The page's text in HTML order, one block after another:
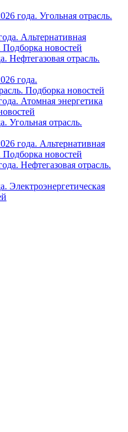
года. Угольная отрасль.
Альтернативная
новостей
Нефтегазовая отрасль.
года.
Подборка новостей
Атомная энергетика
Угольная отрасль.
года. Альтернативная
новостей
Нефтегазовая отрасль.
Электроэнергетическая